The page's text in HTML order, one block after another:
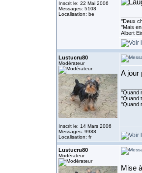
Inscrit le: 22 Mai 2006
Messages: 5108
Localisation: be
''Deux
"Mais
Albert
Lustucru80
Modérateur
Inscrit le: 14 Mars 2006
Messages: 9988
Localisation: fr
A jour
"Quand
"Quand
"Quand
Lustucru80
Modérateur
Mise